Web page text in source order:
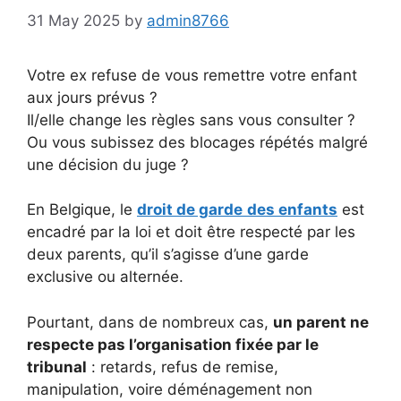
31 May 2025 by admin8766
Votre ex refuse de vous remettre votre enfant
aux jours prévus ?
Il/elle change les règles sans vous consulter ?
Ou vous subissez des blocages répétés malgré
une décision du juge ?
En Belgique, le droit de garde des enfants est
encadré par la loi et doit être respecté par les
deux parents, qu’il s’agisse d’une garde
exclusive ou alternée.
Pourtant, dans de nombreux cas, un parent ne
respecte pas l’organisation fixée par le
tribunal : retards, refus de remise,
manipulation, voire déménagement non